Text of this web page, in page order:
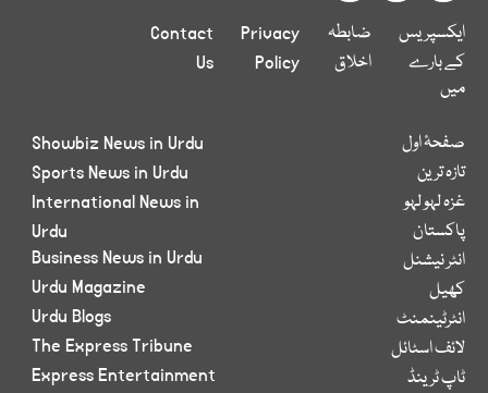
ایکسپریس
کے بارے
میں
ضابطہ
اخلاق
Privacy
Policy
Contact
Us
صفحۂ اول
تازہ ترین
غزہ لہو لہو
پاکستان
انٹر نیشنل
کھیل
انٹرٹینمنٹ
لائف اسٹائل
ٹاپ ٹرینڈ
Showbiz News in Urdu
Sports News in Urdu
International News in
Urdu
Business News in Urdu
Urdu Magazine
Urdu Blogs
The Express Tribune
Express Entertainment